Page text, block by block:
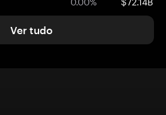
Ver tudo